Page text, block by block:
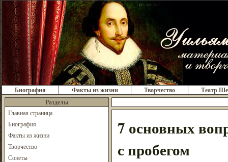
Биография Факты из жизни Творчество
Театр
Разделы
Главная страница
Биография
Факты из жизни
Творчество
Сонеты
7 основных
с пробегом